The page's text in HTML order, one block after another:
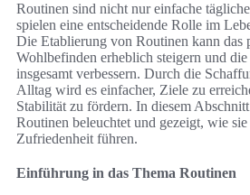
Routinen sind nicht nur einfache
spielen eine entscheidende Rolle im
Die Etablierung von Routinen kann das
Wohlbefinden erheblich steigern und
insgesamt verbessern. Durch die
Alltag wird es einfacher, Ziele zu
Stabilität zu fördern. In diesem
Routinen beleuchtet und gezeigt, wie
Zufriedenheit führen.
Einführung in das Thema Routinen